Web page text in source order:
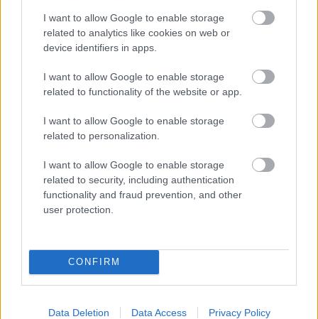
I want to allow Google to enable storage
related to analytics like cookies on web or
device identifiers in apps.
I want to allow Google to enable storage
related to functionality of the website or app.
I want to allow Google to enable storage
related to personalization.
I want to allow Google to enable storage
related to security, including authentication
functionality and fraud prevention, and other
user protection.
CONFIRM
Data Deletion Data Access Privacy Policy
Csatlakoztassa kameráját a számítógéphez. Legyen szó
akár DV szalagos, vagy modern, memóriakártya alapú
áttölthetjük a merevlemezre a fotókat és videókat. A kis
segédprogram a Start menü Kellékek mappájában
található illetve felajánlja szolgálatait az automatikus
indítás listában a hardver csatlakoztatásakor.